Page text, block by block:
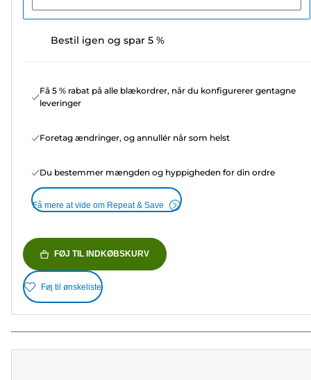
Bestil igen og spar 5 %
Få 5 % rabat på alle blækordrer, når du konfigurerer gentagne
leveringer
Foretag ændringer, og annullér når som helst
Du bestemmer mængden og hyppigheden for din ordre
Få mere at vide om Repeat & Save
FØJ TIL INDKØBSKURV
Føj til ønskeliste